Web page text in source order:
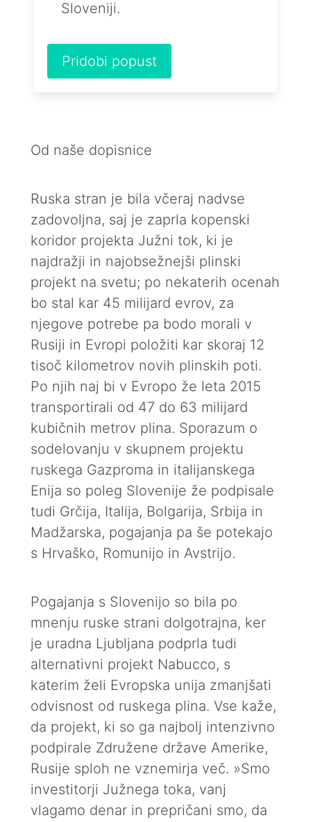
Sloveniji.
Pridobi popust
Od naše dopisnice
Ruska stran je bila včeraj nadvse
zadovoljna, saj je zaprla kopenski
koridor projekta Južni tok, ki je
najdražji in najobsežnejši plinski
projekt na svetu; po nekaterih ocenah
bo stal kar 45 milijard evrov, za
njegove potrebe pa bodo morali v
Rusiji in Evropi položiti kar skoraj 12
tisoč kilometrov novih plinskih poti.
Po njih naj bi v Evropo že leta 2015
transportirali od 47 do 63 milijard
kubičnih metrov plina. Sporazum o
sodelovanju v skupnem projektu
ruskega Gazproma in italijanskega
Enija so poleg Slovenije že podpisale
tudi Grčija, Italija, Bolgarija, Srbija in
Madžarska, pogajanja pa še potekajo
s Hrvaško, Romunijo in Avstrijo.
Pogajanja s Slovenijo so bila po
mnenju ruske strani dolgotrajna, ker
je uradna Ljubljana podprla tudi
alternativni projekt Nabucco, s
katerim želi Evropska unija zmanjšati
odvisnost od ruskega plina. Vse kaže,
da projekt, ki so ga najbolj intenzivno
podpirale Združene države Amerike,
Rusije sploh ne vznemirja več. »Smo
investitorji Južnega toka, vanj
vlagamo denar in prepričani smo, da